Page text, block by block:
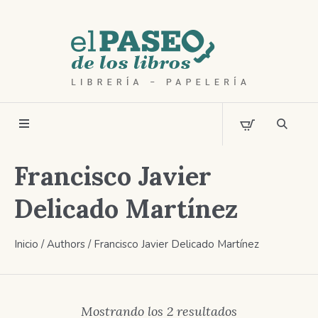
Francisco Javier
Delicado Martínez
Inicio / Authors / Francisco Javier Delicado Martínez
Mostrando los 2 resultados